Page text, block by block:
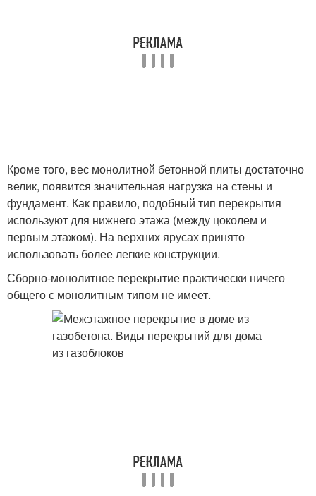
Кроме того, вес монолитной бетонной плиты достаточно
велик, появится значительная нагрузка на стены и
фундамент. Как правило, подобный тип перекрытия
используют для нижнего этажа (между цоколем и
первым этажом). На верхних ярусах принято
использовать более легкие конструкции.
Сборно-монолитное перекрытие практически ничего
общего с монолитным типом не имеет.